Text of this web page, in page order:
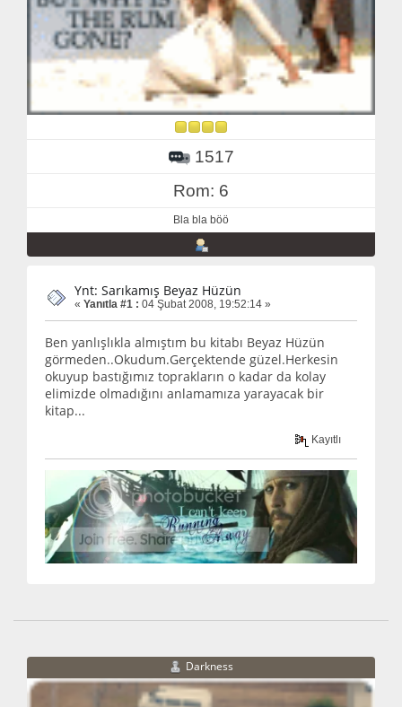
1517
Rom: 6
Bla bla böö
Ynt: Sarıkamış Beyaz Hüzün
« Yanıtla #1 : 04 Şubat 2008, 19:52:14 »
Ben yanlışlıkla almıştım bu kitabı Beyaz Hüzün
görmeden..Okudum.Gerçektende güzel.Herkesin
okuyup bastığımız toprakların o kadar da kolay
elimizde olmadığını anlamamıza yarayacak bir
kitap...
Kayıtlı
Darkness